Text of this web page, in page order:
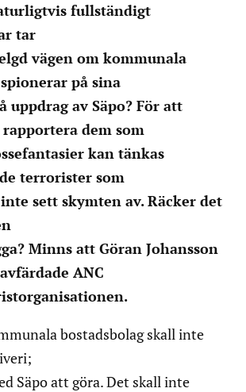
fullständigt
tar
vägen om kommunala
på sina
uppdrag av Säpo? För att
dem som
kan tänkas
terrorister som
sett skymten av. Räcker det
Minns att Göran Johansson
ANC
bostadsbolag skall inte
Säpo att göra. Det skall inte